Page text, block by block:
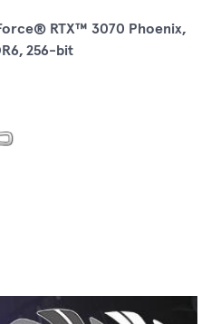
RTX™ 3070 Phoenix,
256-bit